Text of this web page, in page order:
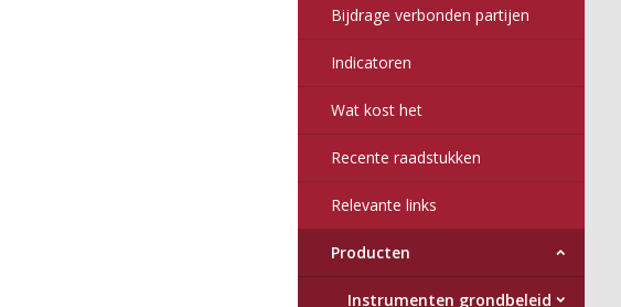
Bijdrage verbonden partijen
Indicatoren
Wat kost het
Recente raadstukken
Relevante links
Producten
Instrumenten grondbeleid